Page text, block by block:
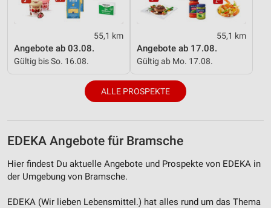
55,1 km
Angebote ab 03.08.
Gültig bis So. 16.08.
55,1 km
Angebote ab 17.08.
Gültig ab Mo. 17.08.
ALLE PROSPEKTE
EDEKA Angebote für Bramsche
Hier findest Du aktuelle Angebote und Prospekte von EDEKA in
der Umgebung von Bramsche.
EDEKA (Wir lieben Lebensmittel.) hat alles rund um das Thema
Inhalten
Verwendung genauer Standortdaten
Informationen identifizieren
Nicht-IAB-Verarbeitungszwecke:
Performance
Funktional